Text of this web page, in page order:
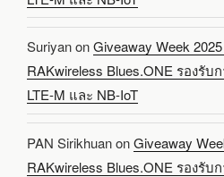
SuriyanonGiveaway Week
RAKwireless Blues.ONE รองรับ
LTE-M และ NB-IoT
PAN SirikhuanonGiveaway
RAKwireless Blues.ONE รองรับ